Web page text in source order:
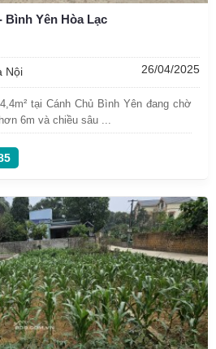
Bình Yên Hòa Lạc
Nội 26/04/2025
tại Cánh Chủ Bình Yên đang chờ
6m và chiều sâu ...